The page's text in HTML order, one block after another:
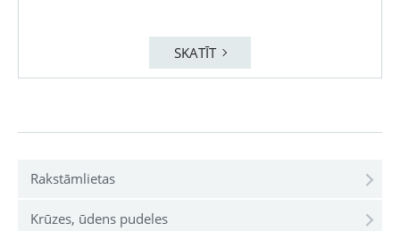
Rakstāmlietas
Krūzes, ūdens pudeles
SKATĪT